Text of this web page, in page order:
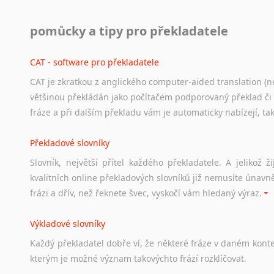
Odkazy poskytující cenné informace nekomerčního
Studium v Austrálii
Soubor odkazů užitečných všem, kteří uvažují o studiu v
a zázemí, australské univerzity a samozřejmě i osobní
Práce v Austrálii
Odkazy poskytující cenné informace nekomerčního
hledat práci na internetu případně osobní zkušenosti
Hledáte-li
práci
stejná obecná pravidla, jako pro český životopis. Tak dost
pomůcky a tipy pro překladatele
CAT - software pro překladatele
CAT je zkratkou z anglického computer-aided translation
většinou překládán jako počítačem podporovaný překlad
fráze a při dalším překladu vám je automaticky nabízejí,
Překladové slovníky
Slovník, největší přítel každého překladatele. A jelikož
kvalitních online překladových slovníků již nemusíte
frázi a dřív, než řeknete švec, vyskočí vám hledaný výraz.
Výkladové slovníky
Každý překladatel dobře ví, že některé fráze v daném
kterým je možné význam takovýchto frází rozklíčovat.